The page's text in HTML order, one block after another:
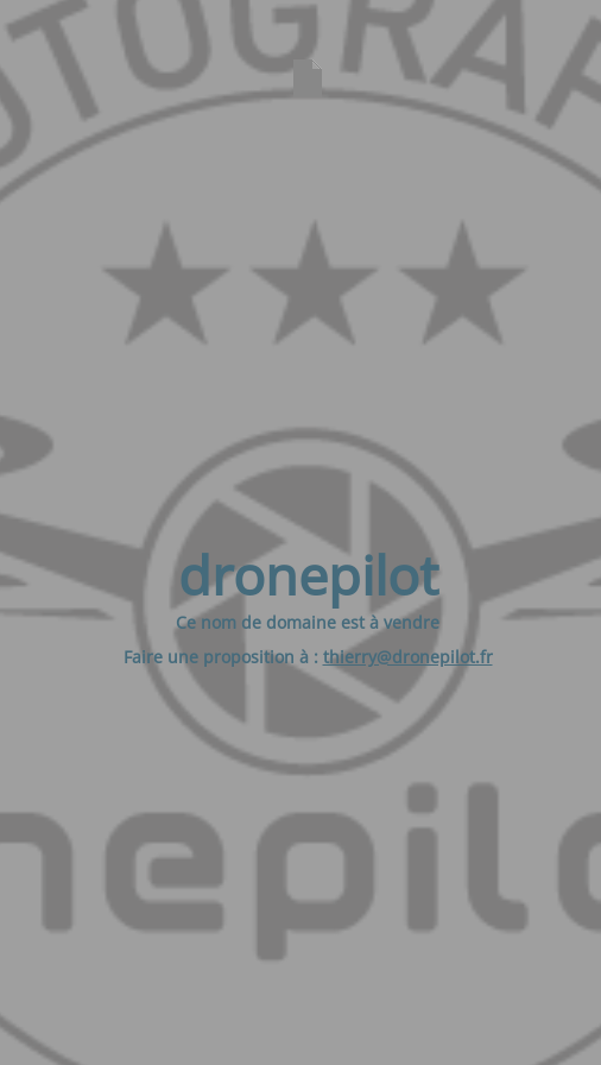
dronepilot
Ce nom de domaine est à vendre
Faire une proposition à : thierry@dronepilot.fr